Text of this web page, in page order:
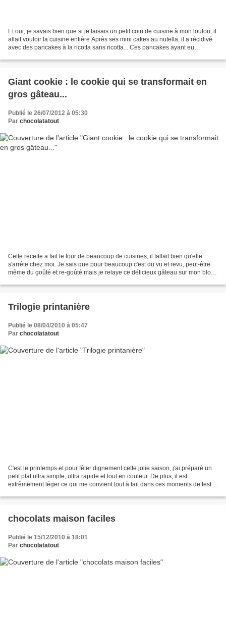
Et oui, je savais bien que si je laisais un petit coin de cuisine à mon loulou, il
allait vouloir la cuisine entière Après ses mini cakes au nutella, il a récidivé
avec des pancakes à la ricotta sans ricotta... Ces pancakes ayant eu
Giant cookie : le cookie qui se transformait en
gros gâteau...
Publié le 26/07/2012 à 05:30
Par chocolatatout
Cette recette a fait le tour de beaucoup de cuisines, il fallait bien qu'elle
s'arrête chez moi. Je sais que pour beaucoup c'est du vu et revu, peut-être
même du goûté et re-goûté mais je relaye ce délicieux gâteau sur mon blog
Trilogie printanière
Publié le 08/04/2010 à 05:47
Par chocolatatout
C'est le printemps et pour fêter dignement cette jolie saison, j'ai préparé un
petit plat ultra simple, ultra rapide et tout en couleur. De plus, il est
extrêmement léger ce qui me convient tout à fait dans ces moments de tests
chocolats maison faciles
Publié le 15/12/2010 à 18:01
Par chocolatatout